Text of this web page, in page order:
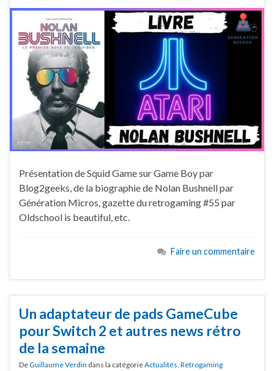
Présentation de Squid Game sur Game Boy par
Blog2geeks, de la biographie de Nolan Bushnell par
Génération Micros, gazette du retrogaming #55 par
Oldschool is beautiful, etc.
Faire un commentaire
Un adaptateur de pads GameCube
pour Switch 2 et autres news rétro
de la semaine
DeGuillaume Verdin dans la catégorieActualités Retrogaming